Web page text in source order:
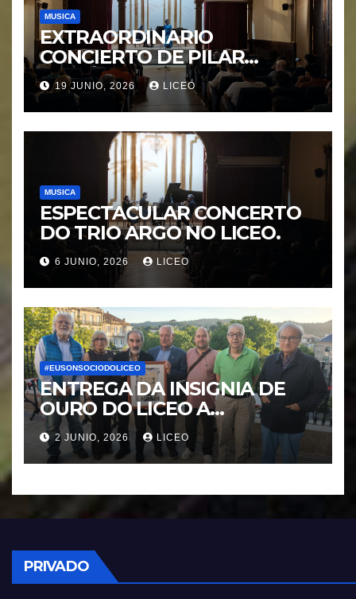
MUSICA
EXTRAORDINARIO
CONCIERTO DE PILAR
MORÁGUEZ e ARABEL
MORÁGUEZ
19 JUNIO, 2026 LICEO
MUSICA
ESPECTACULAR CONCERTO
DO TRIO ARGO NO LICEO.
6 JUNIO, 2026 LICEO
#EUSONSOCIODOLICEO
ENTREGA DA INSIGNIA DE
OURO DO LICEO A
FRANCISCO NOVOA
RODRIGUEZ
2 JUNIO, 2026 LICEO
PRIVADO